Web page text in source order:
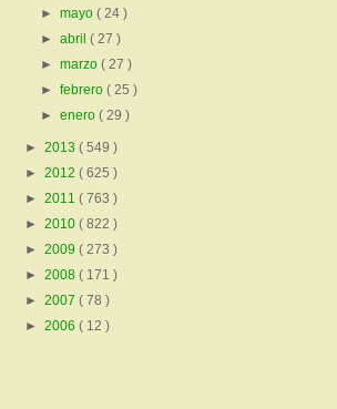
►mayo( 24 )
►abril( 27 )
►marzo( 27 )
►febrero( 25 )
►enero( 29 )
► 2013 ( 549 )
► 2012 ( 625 )
► 2011 ( 763 )
► 2010 ( 822 )
► 2009 ( 273 )
► 2008 ( 171 )
► 2007 ( 78 )
► 2006 ( 12 )